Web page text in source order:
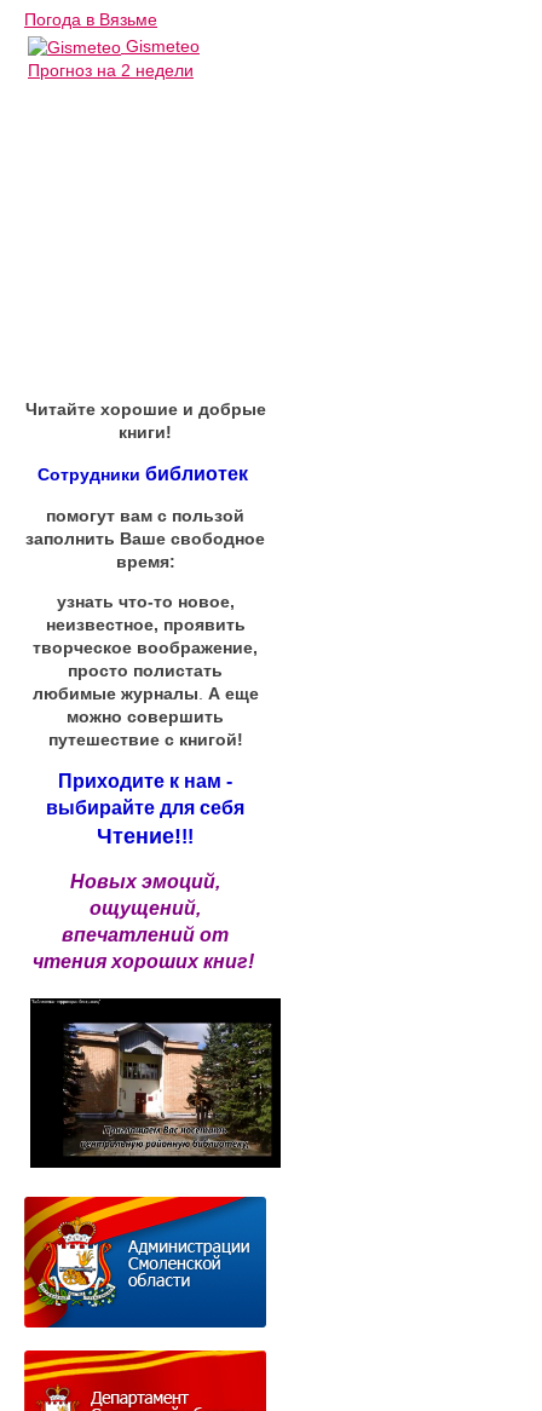
Погода в Вязьме
Gismeteo
Прогноз на 2 недели
Читайте хорошие и добрые
книги!
Сотрудники библиотек
помогут вам с пользой
заполнить Ваше свободное
время:
узнать что-то новое,
неизвестное, проявить
творческое воображение,
просто полистать
любимые журналы А еще
можно совершить
путешествие с книгой!
Приходите к нам -
выбирайте для себя
Чтение!!!
Новых эмоций,
ощущений,
впечатлений от
чтения хороших книг!